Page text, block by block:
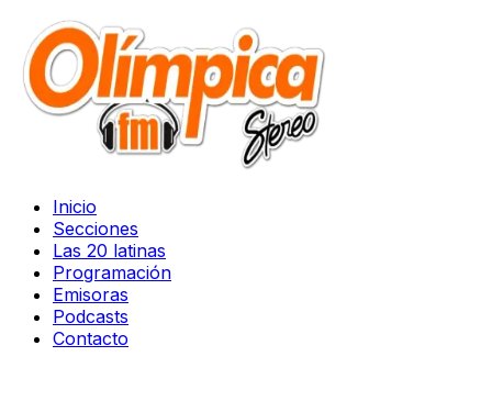
Inicio
Secciones
Las 20 latinas
Programación
Emisoras
Podcasts
Contacto